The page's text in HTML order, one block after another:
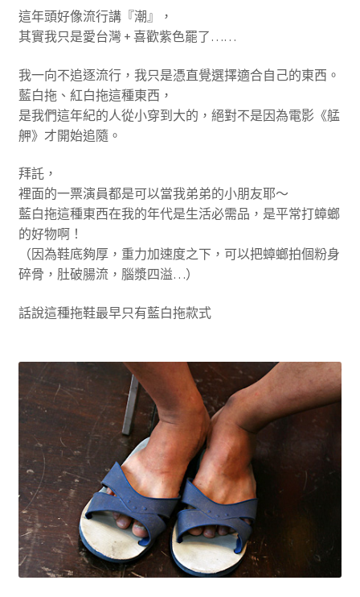
這年頭好像流行講『潮』，
其實我只是愛台灣 + 喜歡紫色罷了……
我一向不追逐流行，我只是憑直覺選擇適合自己的東西。
藍白拖、紅白拖這種東西，
是我們這年紀的人從小穿到大的，絕對不是因為電影《艋
舺》才開始追隨。
拜託，
裡面的一票演員都是可以當我弟弟的小朋友耶～
藍白拖這種東西在我的年代是生活必需品，是平常打蟑螂
的好物啊！
（因為鞋底夠厚，重力加速度之下，可以把蟑螂拍個粉身
碎骨，肚破腸流，腦漿四溢…）
話說這種拖鞋最早只有藍白拖款式